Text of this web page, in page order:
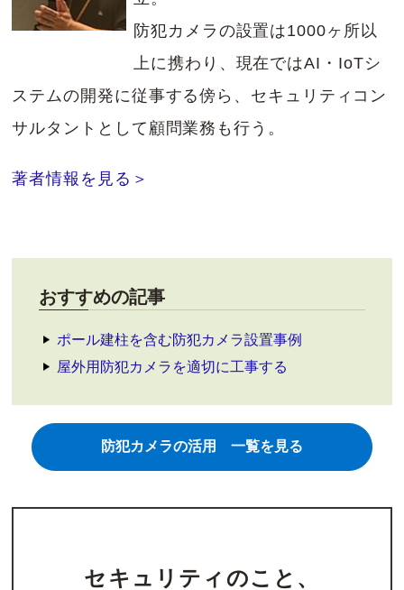
防犯カメラの設置は1000ヶ所以
上に携わり、現在ではAI・IoTシ
ステムの開発に従事する傍ら、セキュリティコン
サルタントとして顧問業務も行う。
著者情報を見る＞
おすすめの記事
ポール建柱を含む防犯カメラ設置事例
屋外用防犯カメラを適切に工事する
防犯カメラの活用 一覧を見る
セキュリティのこと、